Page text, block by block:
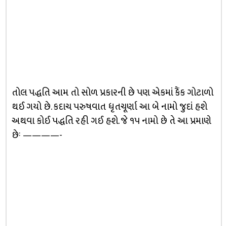
તોલ પદ્ધતિ આમ તો સોળ પ્રકારની છે પણ એકમાં કૈંક ગોટાળો
થઈ ગયો છે. કદાચ પરુષવાત ધૃતચૂર્ણા આ બે નામો જુદાં હશે
અથવા કોઈ પદ્ધતિ રહી ગઈ હશે. જે ૧૫ નામો છે તે આ પ્રમાણે
છેઃ ————-